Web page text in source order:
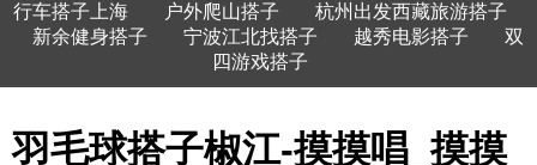
行车搭子上海
户外爬山搭子
杭州出发西藏旅游搭子
新余健身搭子
宁波江北找搭子 越秀电影搭子
双
四游戏搭子
羽毛球搭子椒江-摸摸唱_摸摸